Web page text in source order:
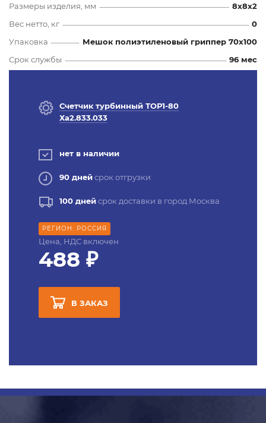
Размеры изделия, мм
8x8x2
Вес нетто, кг
0
Упаковка
Мешок полиэтиленовый гриппер 70х100
Срок службы
96 мес
Счетчик турбинный ТОР1-80
Ха2.833.033
нет в наличии
90 днейсрок отгрузки
100 днейсрок доставки в город Москва
РЕГИОН: РОССИЯ
Цена, НДС включен
488 ₽
В ЗАКАЗ